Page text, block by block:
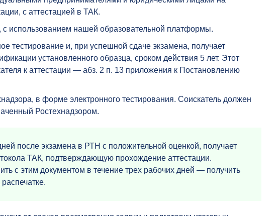
с аттестацией в ТАК.
с использованием нашей образовательной платформы.
тестирование и, при успешной сдаче экзамена, получает
установленного образца, сроком действия 5 лет. Этот
к аттестации — абз. 2 п. 13 приложения к Постановлению
в форме электронного тестирования. Соискатель должен
Ростехнадзором.
после экзамена в РТН с положительной оценкой, получает
ТАК, подтверждающую прохождение аттестации.
с этим документом в течение трех рабочих дней — получить